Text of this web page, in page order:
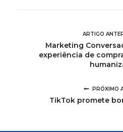
ARTIGO
Marketing
experiência de
PRÓXIMO
TikTok promete